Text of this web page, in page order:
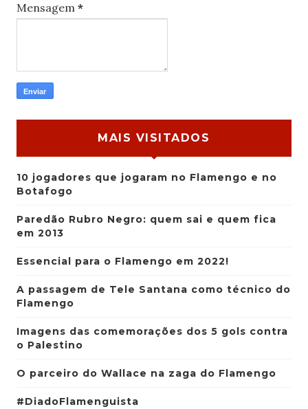
Mensagem *
MAIS VISITADOS
10 jogadores que jogaram no Flamengo e no
Botafogo
Paredão Rubro Negro: quem sai e quem fica
em 2013
Essencial para o Flamengo em 2022!
A passagem de Tele Santana como técnico do
Flamengo
Imagens das comemorações dos 5 gols contra
o Palestino
O parceiro do Wallace na zaga do Flamengo
#DiadoFlamenguista